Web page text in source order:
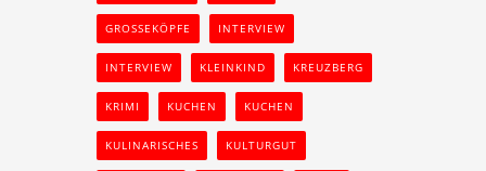
GROSSEKÖPFE INTERVIEW
INTERVIEW KLEINKIND KREUZBERG
KRIMI KUCHEN KUCHEN
KULINARISCHES KULTURGUT